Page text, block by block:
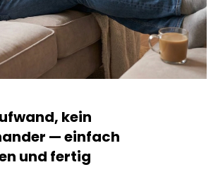
kein
— einfach
und fertig